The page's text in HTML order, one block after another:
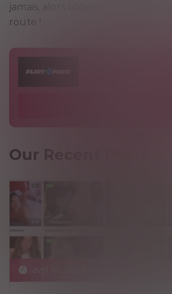
jamais, alors obtenez un tas de
route !
Our Recent Posts